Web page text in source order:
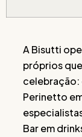
A Bisutti
próprios
celebração:
Perinetto
Bar em